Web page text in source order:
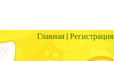
Главная | Регистрация